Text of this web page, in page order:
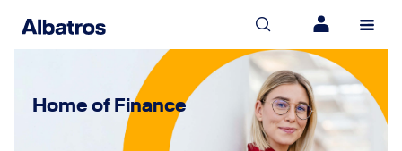
Home of Finance